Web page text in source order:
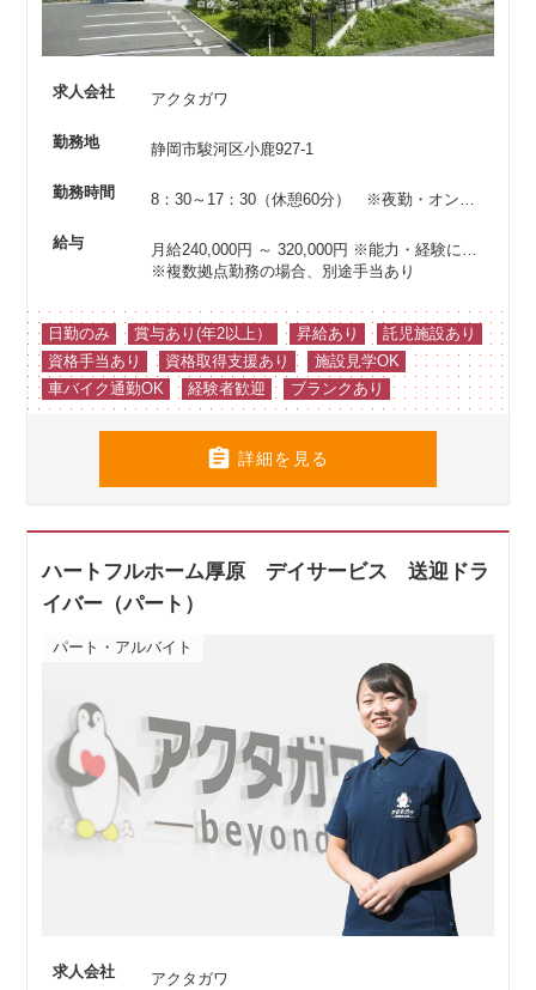
求人会社 アクタガワ
勤務地 静岡市駿河区小鹿927-1
勤務時間
給与 月給240,000円 ～ 320,000円 ※能力・経験により優遇
※複数拠点勤務の場合、別途手当あり
日勤のみ 賞与あり(年2以上） 昇給あり
託児施設あり
資格手当あり
資格取得支援あり
施設見学OK
車バイク通勤OK
経験者歓迎 ブランクあり
 詳細を見る
ハートフルホーム厚原 デイサービス 送迎ドラ
イバー（パート）
パート・アルバイト
求人会社 アクタガワ